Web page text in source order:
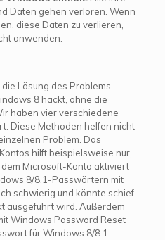
Daten gehen verloren. Wenn
diese Daten zu verlieren,
anwenden.
Lösung des Problems
8 hackt, ohne die
haben vier verschiedene
Diese Methoden helfen nicht
Problem. Das
hilft beispielsweise nur,
Microsoft-Konto aktiviert
8/8.1-Passwörtern mit
schwierig und könnte schief
ausgeführt wird. Außerdem
Windows Password Reset
für Windows 8/8.1